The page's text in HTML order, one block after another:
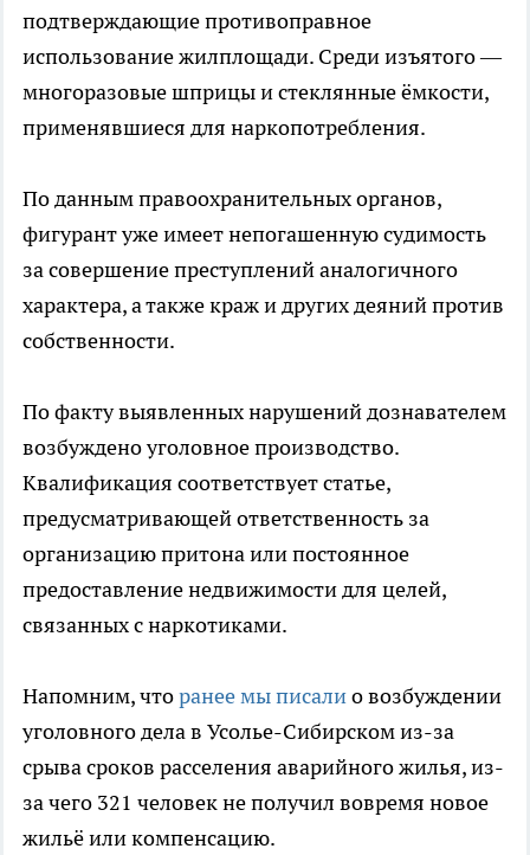
подтверждающие противоправное
использование жилплощади. Среди изъятого —
многоразовые шприцы и стеклянные ёмкости,
применявшиеся для наркопотребления.
По данным правоохранительных органов,
фигурант уже имеет непогашенную судимость
за совершение преступлений аналогичного
характера, а также краж и других деяний против
собственности.
По факту выявленных нарушений дознавателем
возбуждено уголовное производство.
Квалификация соответствует статье,
предусматривающей ответственность за
организацию притона или постоянное
предоставление недвижимости для целей,
связанных с наркотиками.
Напомним, чторанее мы писалио возбуждении
уголовного дела в Усолье-Сибирском из-за
срыва сроков расселения аварийного жилья, из-
за чего 321 человек не получил вовремя новое
жильё или компенсацию.